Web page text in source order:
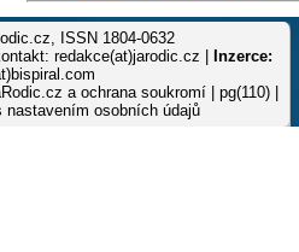
ISSN 1804-0632
redakce(at)jarodic.cz |
Inzerce:
a ochrana soukromí| pg(110) |
nastavením osobních údajů